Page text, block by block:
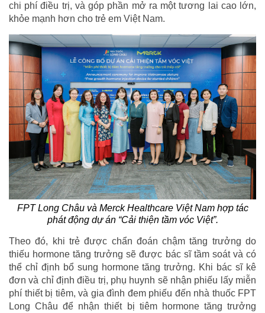
chi phí điều trị, và góp phần mở ra một tương lai cao lớn,
khỏe mạnh hơn cho trẻ em Việt Nam.
FPT Long Châu và Merck Healthcare Việt Nam hợp tác
phát động dự án “Cải thiện tầm vóc Việt”.
Theo đó, khi trẻ được chẩn đoán chậm tăng trưởng do
thiếu hormone tăng trưởng sẽ được bác sĩ tầm soát và có
thể chỉ định bổ sung hormone tăng trưởng. Khi bác sĩ kê
đơn và chỉ định điều trị, phụ huynh sẽ nhận phiếu lấy miễn
phí thiết bị tiêm, và gia đình đem phiếu đến nhà thuốc FPT
Long Châu để nhận thiết bị tiêm hormone tăng trưởng